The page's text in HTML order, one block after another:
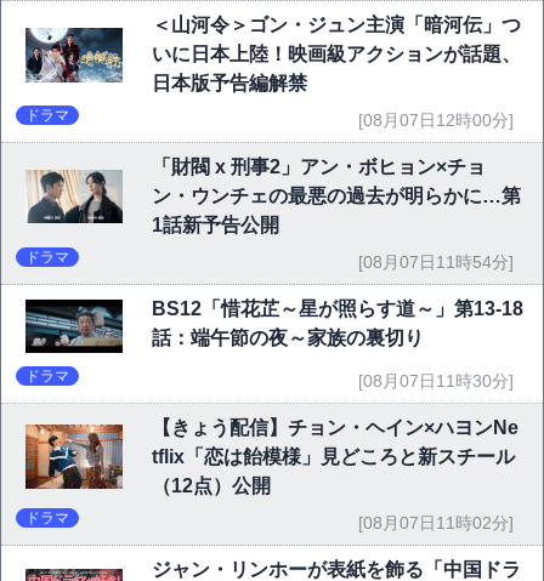
＜山河令＞ゴン・ジュン主演「暗河伝」つ
いに日本上陸！映画級アクションが話題、
日本版予告編解禁
ドラマ [08月07日12時00分]
「財閥 x 刑事2」アン・ボヒョン×チョ
ン・ウンチェの最悪の過去が明らかに…第
1話新予告公開
ドラマ [08月07日11時54分]
BS12「惜花芷～星が照らす道～」第13-18
話：端午節の夜～家族の裏切り
ドラマ [08月07日11時30分]
【きょう配信】チョン・ヘイン×ハヨンNe
tflix「恋は飴模様」見どころと新スチール
（12点）公開
ドラマ [08月07日11時02分]
ジャン・リンホーが表紙を飾る「中国ドラ